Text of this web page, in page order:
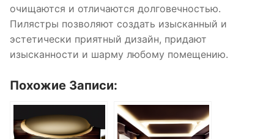
очищаются и отличаются долговечностью.
Пилястры позволяют создать изысканный и
эстетически приятный дизайн, придают
изысканности и шарму любому помещению.
Похожие Записи: